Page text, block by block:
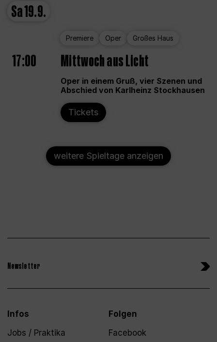
Sa19.9.
Premiere Oper Großes Haus
17:00 Mittwoch aus Licht
Oper in einem Gruß, vier Szenen und
Abschied von Karlheinz Stockhausen
Tickets
weitere Spieltage anzeigen
Newsletter
Infos
Jobs / Praktika
Folgen
Facebook